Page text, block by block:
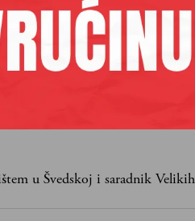
u Švedskoj i saradnik